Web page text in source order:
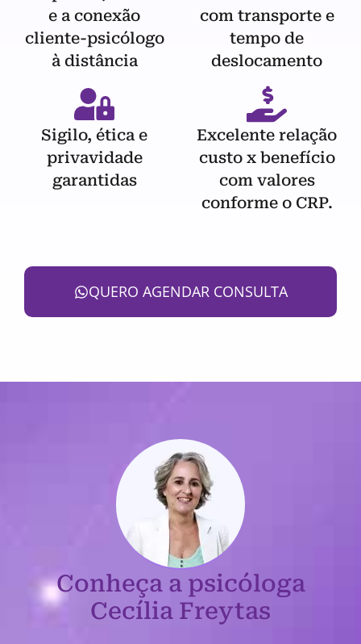
e a conexão
cliente-psicólogo
à distância
Sigilo, ética e
privavidade
garantidas
com transporte e
tempo de
deslocamento
Excelente relação
custo x benefício
com valores
conforme o CRP.
QUERO AGENDAR CONSULTA
Conheça a psicóloga
Cecília Freytas